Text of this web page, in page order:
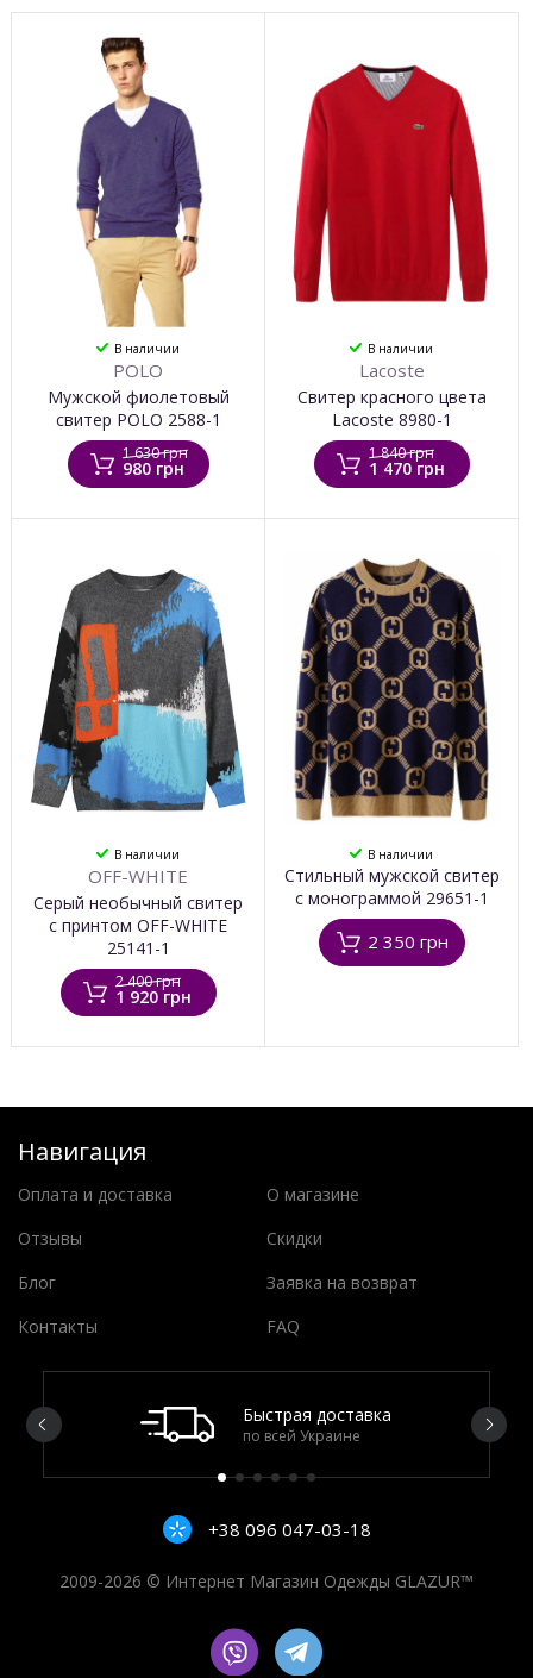
В наличии
POLO
Мужской фиолетовый
свитер POLO 2588-1
1 630 грн
980 грн
В наличии
Lacoste
Свитер красного цвета
Lacoste 8980-1
1 840 грн
1 470 грн
В наличии
OFF-WHITE
Серый необычный свитер
с принтом OFF-WHITE
25141-1
2 400 грн
1 920 грн
В наличии
Стильный мужской свитер
с монограммой 29651-1
2 350 грн
Навигация
Оплата и доставка
О магазине
Отзывы
Скидки
Блог
Заявка на возврат
Контакты
FAQ
Быстрая доставка
по всей Украине
+38 096 047-03-18
2009-2026 © Интернет Магазин Одежды GLAZUR™